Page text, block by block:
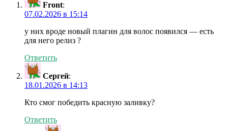
Front:
07.02.2026 в 15:14
у них вроде новый плагин для волос появился — есть
для него релиз ?
Ответить
Сергей:
18.01.2026 в 14:13
Кто смог победить красную заливку?
Ответить